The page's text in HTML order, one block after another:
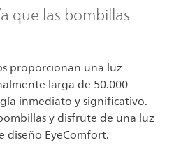
que las bombillas
proporcionan una luz
larga de 50.000
inmediato y significativo.
y disfrute de una luz
diseño EyeComfort.